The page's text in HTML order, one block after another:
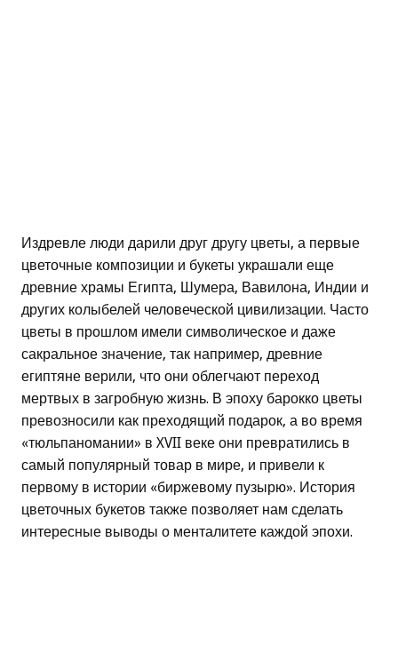
Издревле люди дарили друг другу цветы, а первые
цветочные композиции и букеты украшали еще
древние храмы Египта, Шумера, Вавилона, Индии и
других колыбелей человеческой цивилизации. Часто
цветы в прошлом имели символическое и даже
сакральное значение, так например, древние
египтяне верили, что они облегчают переход
мертвых в загробную жизнь. В эпоху барокко цветы
превозносили как преходящий подарок, а во время
«тюльпаномании» в XVII веке они превратились в
самый популярный товар в мире, и привели к
первому в истории «биржевому пузырю». История
цветочных букетов также позволяет нам сделать
интересные выводы о менталитете каждой эпохи.